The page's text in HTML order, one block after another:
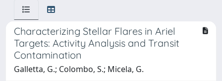
Characterizing Stellar Flares in Ariel
Targets: Activity Analysis and Transit
Contamination
Galletta, G.; Colombo, S.; Micela, G.